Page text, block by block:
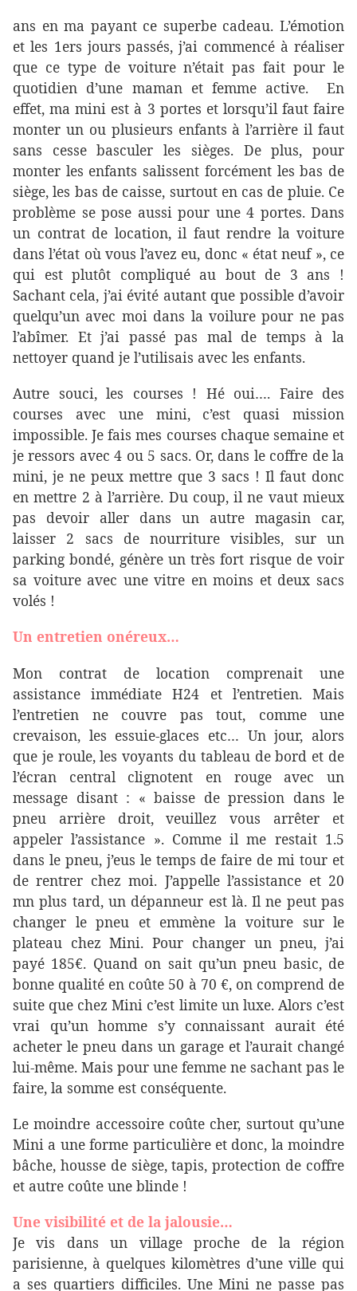
ans en ma payant ce superbe cadeau. L’émotion
et les 1ers jours passés, j’ai commencé à réaliser
que ce type de voiture n’était pas fait pour le
quotidien d’une maman et femme active. En
effet, ma mini est à 3 portes et lorsqu’il faut faire
monter un ou plusieurs enfants à l’arrière il faut
sans cesse basculer les sièges. De plus, pour
monter les enfants salissent forcément les bas de
siège, les bas de caisse, surtout en cas de pluie. Ce
problème se pose aussi pour une 4 portes. Dans
un contrat de location, il faut rendre la voiture
dans l’état où vous l’avez eu, donc « état neuf », ce
qui est plutôt compliqué au bout de 3 ans !
Sachant cela, j’ai évité autant que possible d’avoir
quelqu’un avec moi dans la voilure pour ne pas
l’abîmer. Et j’ai passé pas mal de temps à la
nettoyer quand je l’utilisais avec les enfants.
Autre souci, les courses ! Hé oui…. Faire des
courses avec une mini, c’est quasi mission
impossible. Je fais mes courses chaque semaine et
je ressors avec 4 ou 5 sacs. Or, dans le coffre de la
mini, je ne peux mettre que 3 sacs ! Il faut donc
en mettre 2 à l’arrière. Du coup, il ne vaut mieux
pas devoir aller dans un autre magasin car,
laisser 2 sacs de nourriture visibles, sur un
parking bondé, génère un très fort risque de voir
sa voiture avec une vitre en moins et deux sacs
volés !
Un entretien onéreux…
Mon contrat de location comprenait une
assistance immédiate H24 et l’entretien. Mais
l’entretien ne couvre pas tout, comme une
crevaison, les essuie-glaces etc… Un jour, alors
que je roule, les voyants du tableau de bord et de
l’écran central clignotent en rouge avec un
message disant : « baisse de pression dans le
pneu arrière droit, veuillez vous arrêter et
appeler l’assistance ». Comme il me restait 1.5
dans le pneu, j’eus le temps de faire de mi tour et
de rentrer chez moi. J’appelle l’assistance et 20
mn plus tard, un dépanneur est là. Il ne peut pas
changer le pneu et emmène la voiture sur le
plateau chez Mini. Pour changer un pneu, j’ai
payé 185€. Quand on sait qu’un pneu basic, de
bonne qualité en coûte 50 à 70 €, on comprend de
suite que chez Mini c’est limite un luxe. Alors c’est
vrai qu’un homme s’y connaissant aurait été
acheter le pneu dans un garage et l’aurait changé
lui-même. Mais pour une femme ne sachant pas le
faire, la somme est conséquente.
Le moindre accessoire coûte cher, surtout qu’une
Mini a une forme particulière et donc, la moindre
bâche, housse de siège, tapis, protection de coffre
et autre coûte une blinde !
Une visibilité et de la jalousie…
Je vis dans un village proche de la région
parisienne, à quelques kilomètres d’une ville qui
a ses quartiers difficiles. Une Mini ne passe pas